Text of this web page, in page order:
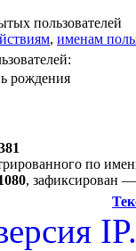
пользователей
, именам
рождения
по
, зафиксирован